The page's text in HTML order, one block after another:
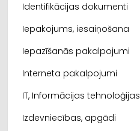
Identifikācijas dokumenti
Iepakojums, iesaiņošana
Iepazīšanās pakalpojumi
Interneta pakalpojumi
IT, Informācijas tehnoloģijas
Izdevniecības, apgādi